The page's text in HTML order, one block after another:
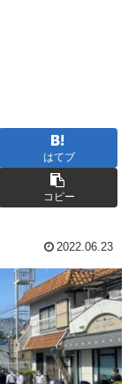
はてブ
コピー
2022.06.23